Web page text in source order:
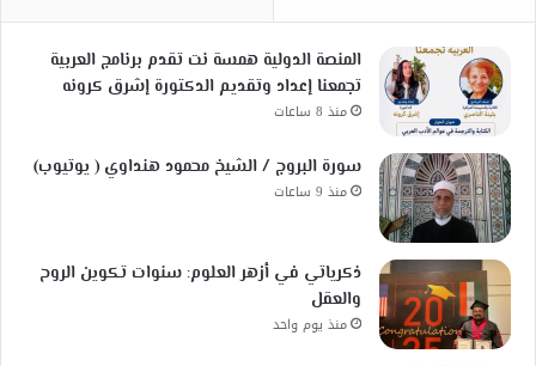
المنصة الدولية همسة نت تقدم برنامج العربية
تجمعنا إعداد وتقديم الدكتورة إشرق كرونه
منذ 8 ساعات
سورة البروج / الشيخ محمود هنداوي ( يوتيوب)
منذ 9 ساعات
ذكرياتي في أزهر العلوم: سنوات تكوين الروح
والعقل
منذ يوم واحد